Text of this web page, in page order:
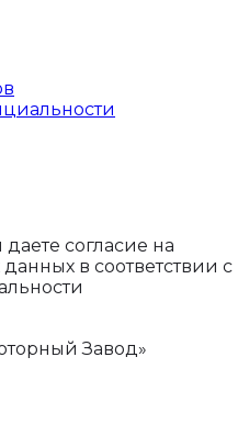
согласие на
в соответствии с
Завод»